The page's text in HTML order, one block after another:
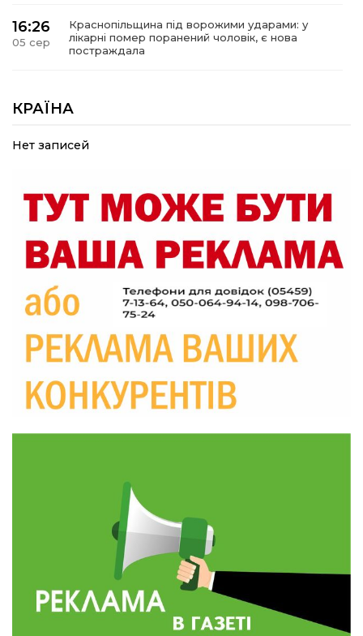
16:26
05 сер
Краснопільщина під ворожими ударами: у
лікарні помер поранений чоловік, є нова
постраждала
05 сер
можуть врятувати життя під час обстрілу
09:26
Що робити, якщо в нотаріальному документі
18:39
04 сер
«КОЛО НЕЗЛАМНИХ»: як діти та ветерани
разом створюють унікальний телепроєкт
09:52
Родина Степаненків: від квітучого
30 лип
Пишіть листи самому собі, або як уникнути
маніпуляційбез конфліктів
19:29
30 лип
«Все закінчиться, приїду й одружуся…»: Пам’яті
26-річного Захисника Богдана Ємця (ВІДЕО)
20:06
Паливо по 100 грн та ризик дефіциту: чому в
Житлові сертифікати, підготовка до зими та
підтримка ВПО: підсумки засідання виконкому
Краснопільської селищної ради
Валентина Масалітіна: «Нас тримає віра в
Перемогу і повернення додому»
Знову біль… Знову втрата… На щиті
повертається захисник України Богдан Ємець
КРАЇНА
Нет записей